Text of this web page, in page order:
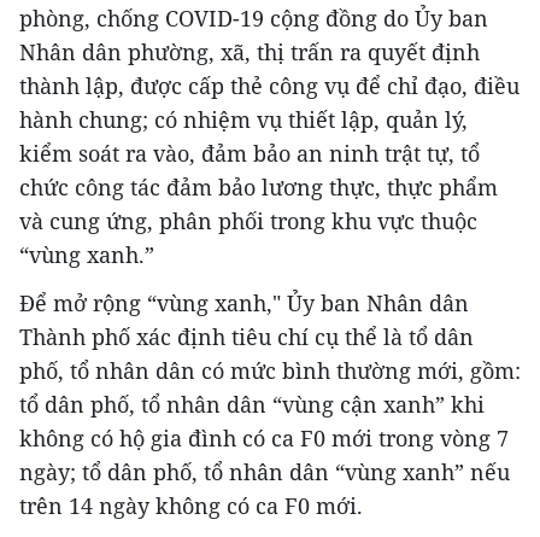
phòng, chống COVID-19 cộng đồng do Ủy ban
Nhân dân phường, xã, thị trấn ra quyết định
thành lập, được cấp thẻ công vụ để chỉ đạo, điều
hành chung; có nhiệm vụ thiết lập, quản lý,
kiểm soát ra vào, đảm bảo an ninh trật tự, tổ
chức công tác đảm bảo lương thực, thực phẩm
và cung ứng, phân phối trong khu vực thuộc
“vùng xanh.”
Để mở rộng “vùng xanh," Ủy ban Nhân dân
Thành phố xác định tiêu chí cụ thể là tổ dân
phố, tổ nhân dân có mức bình thường mới, gồm:
tổ dân phố, tổ nhân dân “vùng cận xanh” khi
không có hộ gia đình có ca F0 mới trong vòng 7
ngày; tổ dân phố, tổ nhân dân “vùng xanh” nếu
trên 14 ngày không có ca F0 mới.